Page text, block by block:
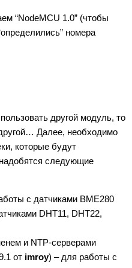
“NodeMCU 1.0” (чтобы
номера
другой модуль, то
Далее, необходимо
которые будут
следующие
с датчиками BME280
DHT11, DHT22,
и NTP-серверами
от imroy) – для работы с